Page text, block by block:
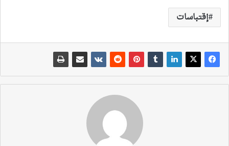
إقتباسات